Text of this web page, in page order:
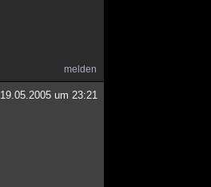
melden
19.05.2005 um 23:21